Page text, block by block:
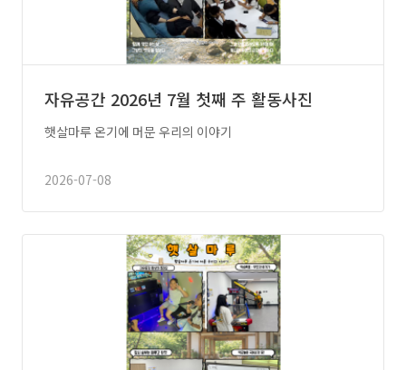
자유공간 2026년 7월 첫째 주 활동사진
햇살마루 온기에 머문 우리의 이야기
2026-07-08